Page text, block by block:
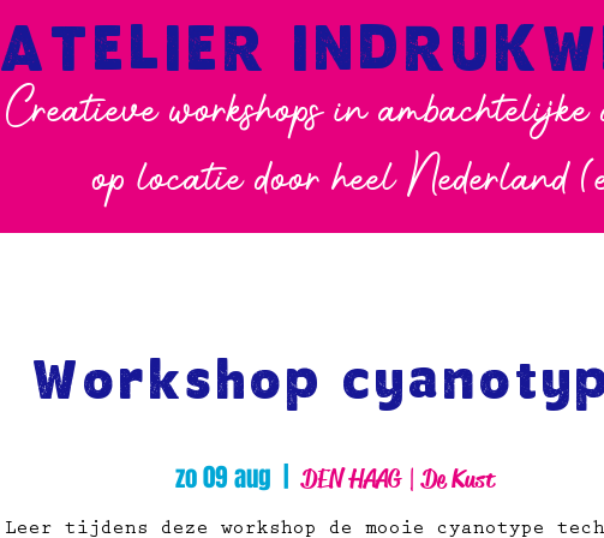
Creatieve workshops in
op locatie door heel Nederland
ATELIER
Workshop
zo 09 aug
  |
DEN HAAG | De Kust
Leer tijdens deze workshop de mooie cyanotype